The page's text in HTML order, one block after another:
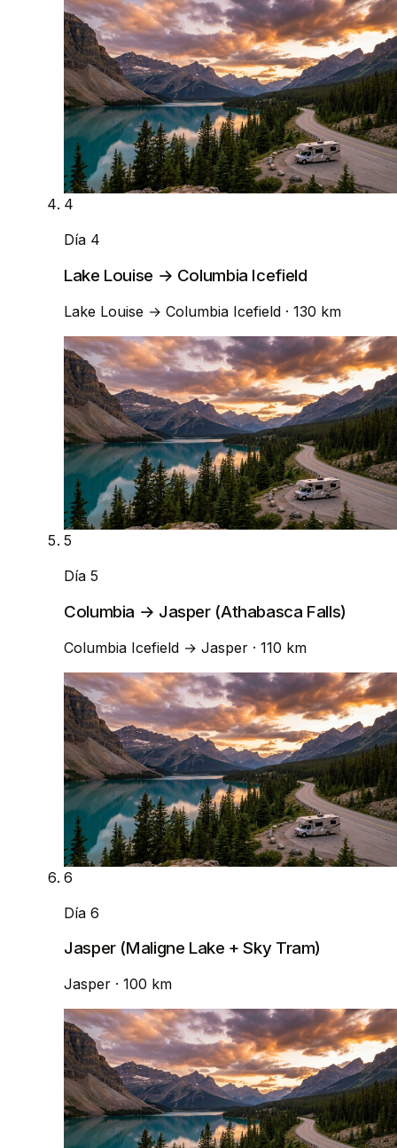
4
Día 4
Lake Louise → Columbia Icefield
Lake Louise → Columbia Icefield · 130 km
5
Día 5
Columbia → Jasper (Athabasca Falls)
Columbia Icefield → Jasper · 110 km
6
Día 6
Jasper (Maligne Lake + Sky Tram)
Jasper · 100 km